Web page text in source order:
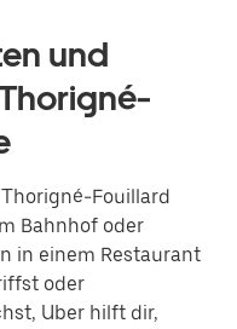
und
Fouillard
Bahnhof oder
in einem Restaurant
oder
Uber hilft dir,